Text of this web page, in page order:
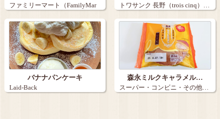
ファミリーマート（FamilyMar
t）…
トワサンク 長野（trois cinq）…
バナナパンケーキ
Laid-Back
森永ミルクキャラメル…
スーパー・コンビニ・その他…